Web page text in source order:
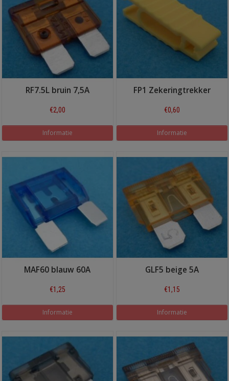
RF7.5L bruin 7,5A
€2,00
Informatie
FP1 Zekeringtrekker
€0,60
Informatie
MAF60 blauw 60A
€1,25
Informatie
GLF5 beige 5A
€1,15
Informatie